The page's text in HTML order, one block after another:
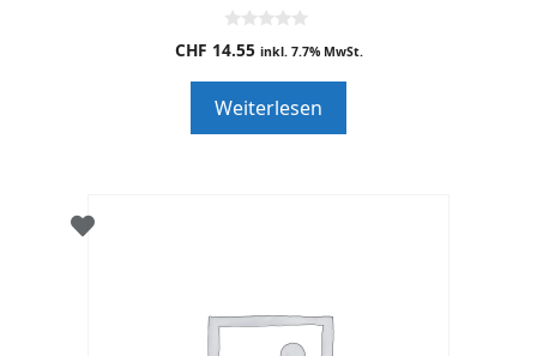
0
o
o
f
5
CHF 14.55 inkl. 7.7% MwSt.
Weiterlesen